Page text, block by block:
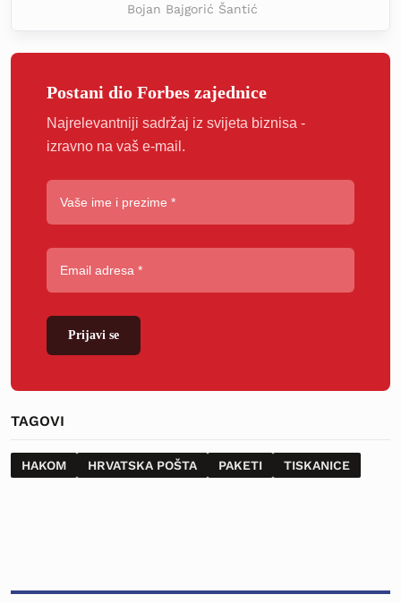
Bojan Bajgorić Šantić
Postani dio Forbes zajednice
Najrelevantniji sadržaj iz svijeta biznisa -
izravno na vaš e-mail.
Prijavi se
TAGOVI
HAKOM HRVATSKA POŠTA PAKETI TISKANICE